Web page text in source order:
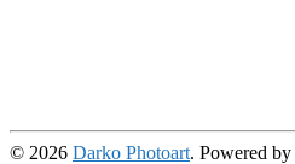
© 2026 Darko Photoart. Powered by